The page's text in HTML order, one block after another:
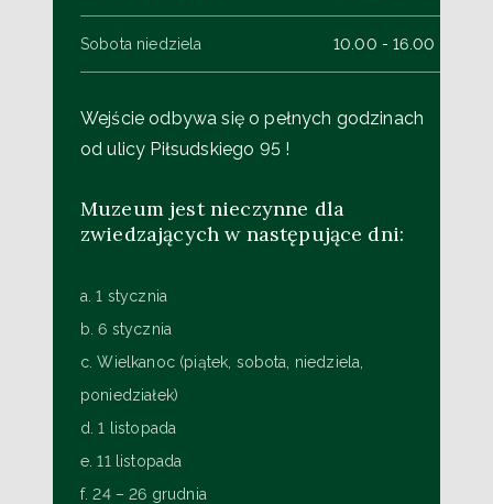
Sobota niedziela 10.00 - 16.00
Wejście odbywa się o pełnych godzinach
od ulicy Piłsudskiego 95 !
Muzeum jest nieczynne dla
zwiedzających w następujące dni:
a. 1 stycznia
b. 6 stycznia
c. Wielkanoc (piątek, sobota, niedziela,
poniedziałek)
d. 1 listopada
e. 11 listopada
f. 24 – 26 grudnia